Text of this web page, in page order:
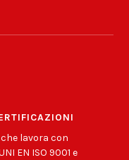
lavora con
EN ISO 9001 e